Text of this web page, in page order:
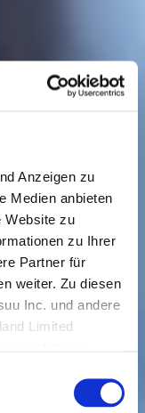
Anzeigen zu
Medien anbieten
Website zu
zu Ihrer
Partner für
weiter. Zu diesen
Inc. und andere
Limited